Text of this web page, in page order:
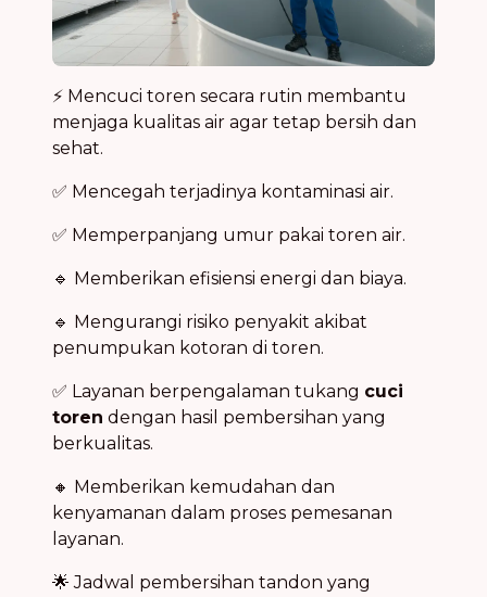
⚡ Mencuci toren secara rutin membantu
menjaga kualitas air agar tetap bersih dan
sehat.
✅ Mencegah terjadinya kontaminasi air.
✅ Memperpanjang umur pakai toren air.
🔹 Memberikan efisiensi energi dan biaya.
🔹 Mengurangi risiko penyakit akibat
penumpukan kotoran di toren.
✅ Layanan berpengalaman tukang cuci
toren dengan hasil pembersihan yang
berkualitas.
🔸 Memberikan kemudahan dan
kenyamanan dalam proses pemesanan
layanan.
🌟 Jadwal pembersihan tandon yang